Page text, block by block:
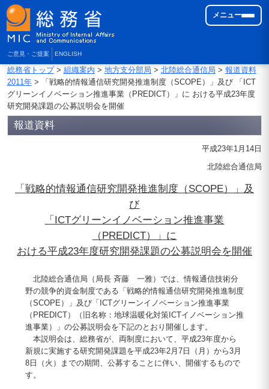
ご意見・ご提案 ENGLISH
メニュー
総務省トップ> 組織案内 > 地方支分部局 > 北陸総合通信局 > 報道資料
2011年> 「戦略的情報通信研究開発推進制度（SCOPE）」及び 「ICT
グリーンイノベーション推進事業（PREDICT）」に おける平成23年度
研究開発課題の公募説明会を開催
報道資料
平成23年1月14日
北陸総合通信局
「戦略的情報通信研究開発推進制度（SCOPE）」及
び
「ICTグリーンイノベーション推進事業
（PREDICT）」に
おける平成23年度研究開発課題の公募説明会を開催
北陸総合通信局（局長 斉藤 一雅）では、情報通信技術分
野の競争的資金制度である「戦略的情報通信研究開発推進制度
（SCOPE）」及び「ICTグリーンイノベーション推進事業
（PREDICT）（旧名称：地球温暖化対策ICTイノベーション推
進事業）」の公募説明会を下記のとおり開催します。
本説明会は、総務省が、両制度において、平成23年度から
新規に実施する研究開発課題を平成23年2月7日（月）から3月
8日（火）までの期間、公募することに伴い、開催するもので
す。